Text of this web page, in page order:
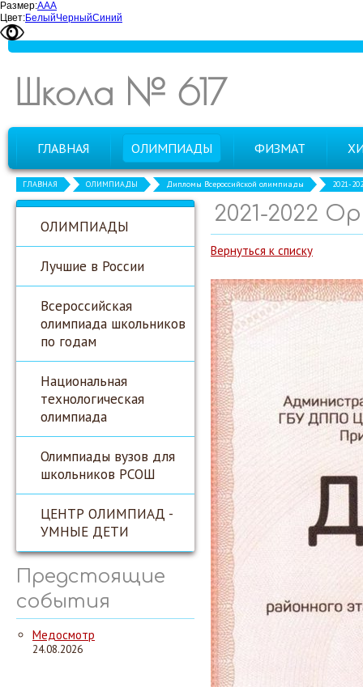
Размер:ААА
Цвет:БелыйЧерныйСиний
Школа № 617
ГЛАВНАЯ ОЛИМПИАДЫ ФИЗМАТ
ГЛАВНАЯ ОЛИМПИАДЫ Дипломы Всероссийской олимпиады 2021-
ОЛИМПИАДЫ
Лучшие в России
Всероссийская
олимпиада школьников
по годам
Национальная
технологическая
олимпиада
Олимпиады вузов для
школьников РСОШ
ЦЕНТР ОЛИМПИАД -
УМНЫЕ ДЕТИ
Предстоящие
события
Медосмотр
24.08.2026
2021-2022
Вернуться к списку